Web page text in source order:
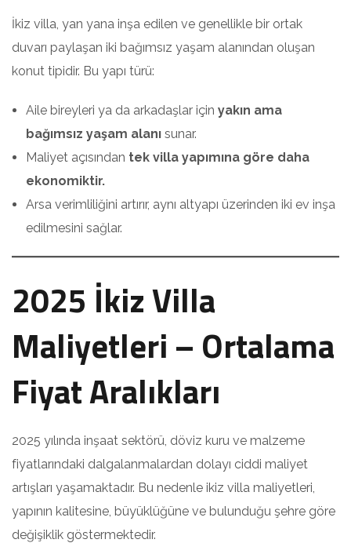
İkiz villa, yan yana inşa edilen ve genellikle bir ortak
duvarı paylaşan iki bağımsız yaşam alanından oluşan
konut tipidir. Bu yapı türü:
Aile bireyleri ya da arkadaşlar için yakın ama
bağımsız yaşam alanı sunar.
Maliyet açısından tek villa yapımına göre daha
ekonomiktir.
Arsa verimliliğini artırır, aynı altyapı üzerinden iki ev inşa
edilmesini sağlar.
2025 İkiz Villa
Maliyetleri – Ortalama
Fiyat Aralıkları
2025 yılında inşaat sektörü, döviz kuru ve malzeme
fiyatlarındaki dalgalanmalardan dolayı ciddi maliyet
artışları yaşamaktadır. Bu nedenle ikiz villa maliyetleri,
yapının kalitesine, büyüklüğüne ve bulunduğu şehre göre
değişiklik göstermektedir.